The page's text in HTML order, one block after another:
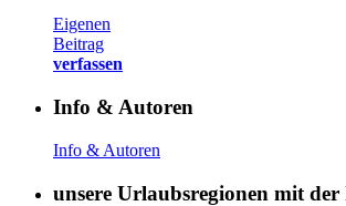
Eigenen
Beitrag
verfassen
Info & Autoren
Info & Autoren
unsere Urlaubsregionen mit